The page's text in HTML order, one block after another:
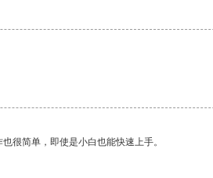
很简单，即使是小白也能快速上手。